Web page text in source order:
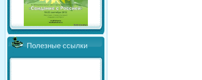
Полезные ссылки